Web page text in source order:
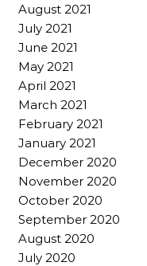
August 2021
July 2021
June 2021
May 2021
April 2021
March 2021
February 2021
January 2021
December 2020
November 2020
October 2020
September 2020
August 2020
July 2020